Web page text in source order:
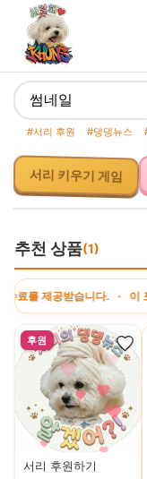
#서리 후원 #댕댕뉴스
서리 키우기 게임
추천 상품(1)
를 제공받습니다. · 이
후원
서리 후원하기